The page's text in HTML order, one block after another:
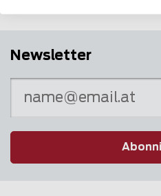
Newsletter